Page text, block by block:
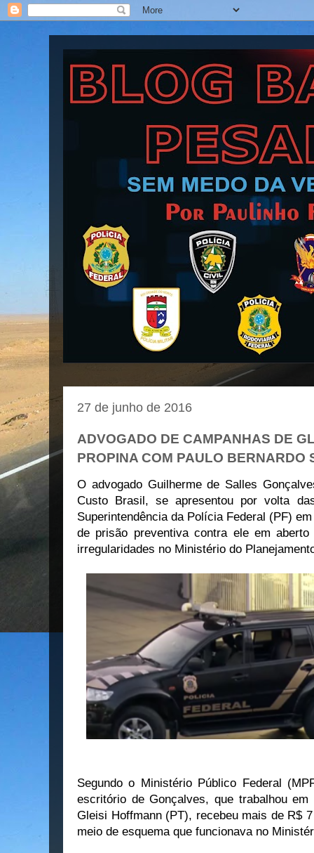
Blog Barra Pesada
27 de junho de 2016
ADVOGADO DE CAMPANHAS DE
PROPINA COM PAULO BERNARDO
O advogado Guilherme de Salles
Custo Brasil, se apresentou por volta
Superintendência da Polícia Federal (PF)
de prisão preventiva contra ele em aberto
irregularidades no Ministério do
Segundo o Ministério Público Federal
escritório de Gonçalves, que trabalhou
Gleisi Hoffmann (PT), recebeu mais de R$
meio de esquema que funcionava no